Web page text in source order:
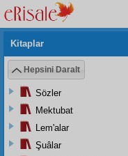
Kitaplar
Hepsini Daralt
Sözler
Mektubat
Lem'alar
Şuâlar